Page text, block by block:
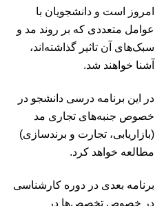
امروز است و دانشجویان با
عوامل متعددی که بر روند مد و
سبک‌های آن تاثیر گذاشته‌اند،
آشنا خواهند شد.
در این برنامه درسی دانشجو در
خصوص جنبه‌های تجاری مد
(بازاریابی، تجارت و برندسازی)
مطالعه خواهد کرد.
برنامه بعدی در دوره کارشناسی
در خصوص تخصص‌ها در